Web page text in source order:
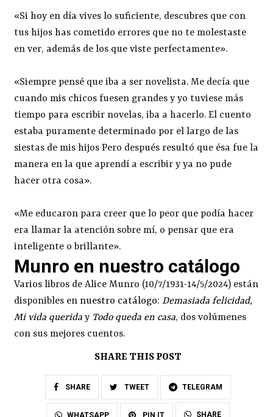
«Si hoy en día vives lo suficiente, descubres que con
tus hijos has cometido errores que no te molestaste
en ver, además de los que viste perfectamente».
«Siempre pensé que iba a ser novelista. Me decía que
cuando mis chicos fuesen grandes y yo tuviese más
tiempo para escribir novelas, iba a hacerlo. El cuento
estaba puramente determinado por el largo de las
siestas de mis hijos Pero después resultó que ésa fue la
manera en la que aprendí a escribir y ya no pude
hacer otra cosa».
«Me educaron para creer que lo peor que podía hacer
era llamar la atención sobre mí, o pensar que era
inteligente o brillante».
Munro en nuestro catálogo
Varios libros de Alice Munro (10/7/1931-14/5/2024) están
disponibles ennuestro catálogo:Demasiada felicidad,
Mi vida querida y Todo queda en casa, dos volúmenes
con sus mejores cuentos.
SHARE THIS POST
SHARE TWEET TELEGRAM
WHATSAPP PIN IT SHARE